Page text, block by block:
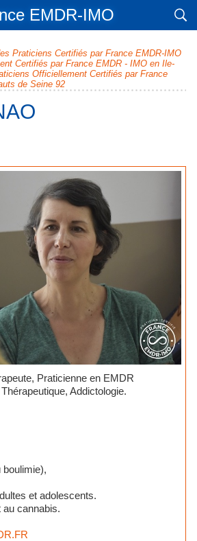
EMDR-IMO
Praticiens Certifiés par France EMDR-IMO
Certifiés par France EMDR - IMO en Ile-
Officiellement Certifiés par France
de Seine 92
Addictologie.
boulimie),
et adolescents.
au cannabis.